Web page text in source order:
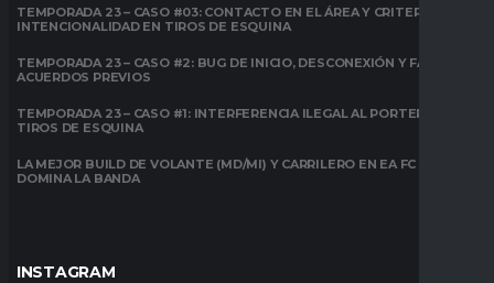
TEMPORADA 23 – CASO #03: CONTACTO EN EL ÁREA Y CRITERIO DE
INTENCIONALIDAD EN TIROS DE ESQUINA
TEMPORADA 23 – CASO #2: BUG DE INICIO, DESCONEXIÓN Y FALTA DE
ACUERDOS PREVIOS
TEMPORADA 23 – CASO #1: INTERFERENCIA ILEGAL AL PORTERO EN
TIROS DE ESQUINA
LA MEJOR BUILD DE VOLANTE (MD/MI) Y CARRILERO EN EA FC 26:
DOMINA LA BANDA
INSTAGRAM